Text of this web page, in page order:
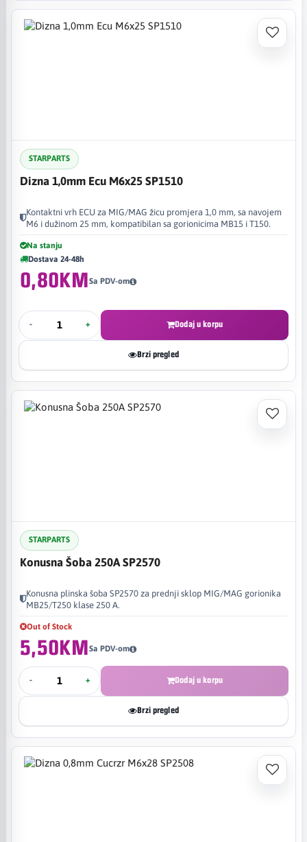
STARPARTS
Dizna 1,0mm Ecu M6x25 SP1510
Kontaktni vrh ECU za MIG/MAG žicu promjera 1,0 mm, sa navojem
M6 i dužinom 25 mm, kompatibilan sa gorionicima MB15 i T150.
Na stanju
Dostava 24-48h
0,80KMSa PDV-om
- + Dodaj u korpu
Brzi pregled
STARPARTS
Konusna Šoba 250A SP2570
Konusna plinska šoba SP2570 za prednji sklop MIG/MAG gorionika
MB25/T250 klase 250 A.
Out of Stock
5,50KMSa PDV-om
- + Dodaj u korpu
Brzi pregled